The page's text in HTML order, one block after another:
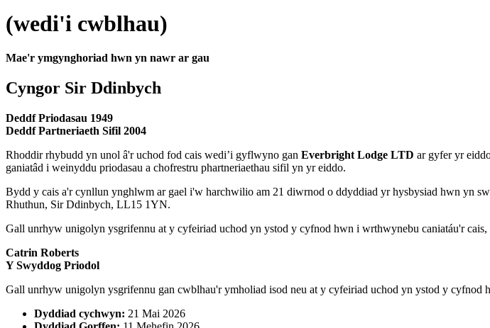
(wedi'i cwblhau)
Mae'r ymgynghoriad hwn yn nawr ar gau
Cyngor Sir Ddinbych
Deddf Priodasau 1949
Deddf Partneriaeth Sifil 2004
Rhoddir rhybudd yn unol â'r uchod fod cais wedi’i gyflwyno gan Everbright Lodge LTD ar gyfer yr
ganiatâd i weinyddu priodasau a chofrestru phartneriaethau sifil yn yr eiddo.
Bydd y cais a'r cynllun ynghlwm ar gael i'w harchwilio am 21 diwrnod o ddyddiad yr hysbysiad hwn yn
Rhuthun, Sir Ddinbych, LL15 1YN.
Gall unrhyw unigolyn ysgrifennu at y cyfeiriad uchod yn ystod y cyfnod hwn i wrthwynebu caniatáu'r cais,
Catrin Roberts
Y Swyddog Priodol
Gall unrhyw unigolyn ysgrifennu gan cwblhau'r ymholiad isod neu at y cyfeiriad uchod yn ystod y cyfnod
Dyddiad cychwyn: 21 Mai 2026